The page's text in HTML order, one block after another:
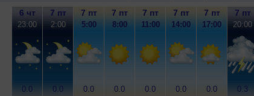
6 чт
23:00
0.0
7 пт
2:00
0.0
7 пт
5:00
0.0
7 пт
8:00
0.0
7 пт
11:00
0.0
7 пт
14:00
0.0
7 пт
17:00
0.0
7 пт
20:00
0.3